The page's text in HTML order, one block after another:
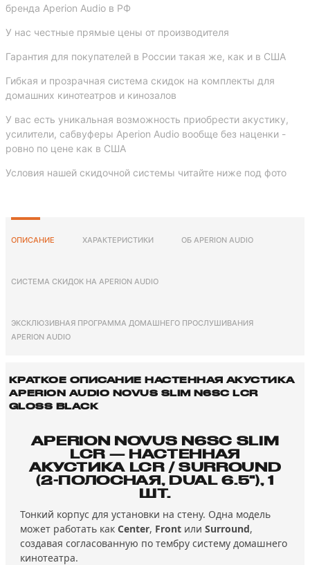
бренда Aperion Audio в РФ
У нас честные прямые цены от производителя
Гарантия для покупателей в России такая же, как и в США
Гибкая и прозрачная система скидок на комплекты для
домашних кинотеатров и кинозалов
У вас еcть уникальная возможность приобрести акустику,
усилители, сабвуферы Aperion Audio вообще без наценки -
ровно по цене как в США
Условия нашей скидочной системы читайте ниже под фото
ОПИСАНИЕ ХАРАКТЕРИСТИКИ ОБ APERION AUDIO
СИСТЕМА СКИДОК НА APERION AUDIO
ЭКСКЛЮЗИВНАЯ ПРОГРАММА ДОМАШНЕГО ПРОСЛУШИВАНИЯ
APERION AUDIO
КРАТКОЕ ОПИСАНИЕ НАСТЕННАЯ АКУСТИКА
APERION AUDIO NOVUS SLIM N6SC LCR
GLOSS BLACK
APERION NOVUS N6SC SLIM
LCR — НАСТЕННАЯ
АКУСТИКА LCR / SURROUND
(2-ПОЛОСНАЯ, DUAL 6.5"), 1
ШТ.
Тонкий корпус для установки на стену. Одна модель
может работать как Center, Front или Surround,
создавая согласованную по тембру систему домашнего
кинотеатра.